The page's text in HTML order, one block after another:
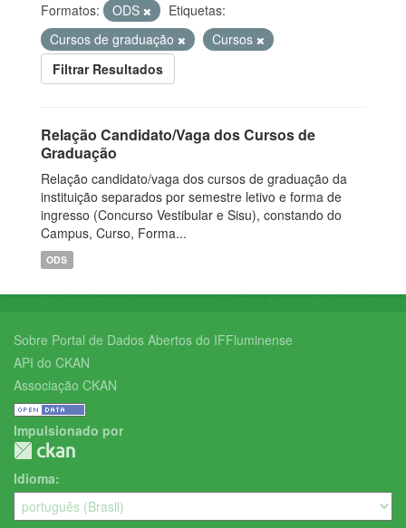
Formatos: ODS
Etiquetas:
Cursos de graduação
Cursos
Filtrar Resultados
Relação Candidato/Vaga dos Cursos de
Graduação
Relação candidato/vaga dos cursos de graduação da
instituição separados por semestre letivo e forma de
ingresso (Concurso Vestibular e Sisu), constando do
Campus, Curso, Forma...
ODS
Sobre Portal de Dados Abertos do IFFluminense
API do CKAN
Associação CKAN
Impulsionado por
Idioma